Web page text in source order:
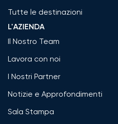
Tutte le destinazioni
L'AZIENDA
Il Nostro Team
Lavora con noi
I Nostri Partner
Notizie e Approfondimenti
Sala Stampa